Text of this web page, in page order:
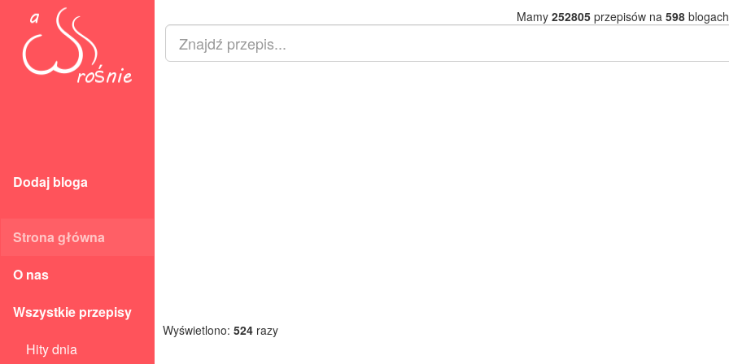
Dodaj bloga
Strona główna
O nas
Wszystkie przepisy
Hity dnia
Mamy 252805przepisów na 598
Wyświetlono: 524 razy